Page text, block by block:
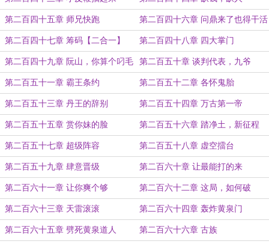
第二百四十五章 师兄快跑 第二百四十六章 问鼎来了也得干活
第二百四十七章 筹码【二合一】 第二百四十八章 四大掌门
第二百四十九章 阮山，你算个叼毛 第二百五十章 谈判代表，九爷
第二百五十一章 霸王条约 第二百五十二章 各怀鬼胎
第二百五十三章 丹王的辞别 第二百五十四章 万古第一帝
第二百五十五章 赏你妹的脸 第二百五十六章 踏净土，新征程
第二百五十七章 超级阵容 第二百五十八章 虚空擂台
第二百五十九章 肆意晋级 第二百六十章 让最能打的来
第二百六十一章 让你爽个够 第二百六十二章 这局，如何破
第二百六十三章 天雷滚滚 第二百六十四章 轰炸黄泉门
第二百六十五章 劈死黄泉道人 第二百六十六章 古族